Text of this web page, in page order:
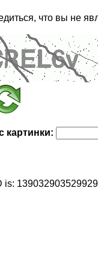
что вы не
картинки:
is: